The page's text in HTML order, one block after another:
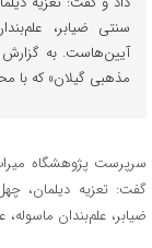
سنتی ضیابر،
آیین‌هاست. به گزارش
مذهبی گیلان» که با
گفت: تعزیه دیلمان،
ضیابر، علم‌بندان